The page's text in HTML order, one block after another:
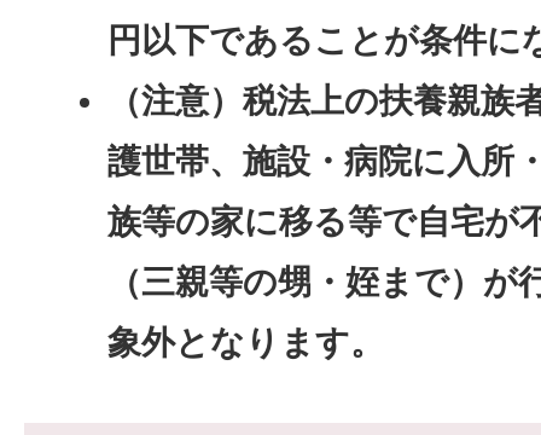
円以下であることが条件に
（注意）税法上の扶養親族
護世帯、施設・病院に入所
族等の家に移る等で自宅が
（三親等の甥・姪まで）
象外となります。